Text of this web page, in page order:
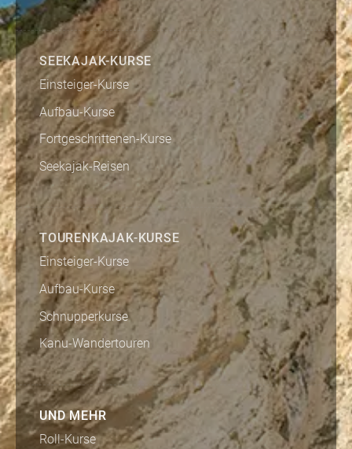
SEEKAJAK-KURSE
Einsteiger-Kurse
Aufbau-Kurse
Fortgeschrittenen-Kurse
Seekajak-Reisen
TOURENKAJAK-KURSE
Einsteiger-Kurse
Aufbau-Kurse
Schnupperkurse
Kanu-Wandertouren
UND MEHR
Roll-Kurse